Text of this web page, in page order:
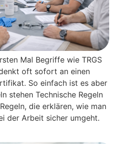
Mal Begriffe wie TRGS
oft sofort an einen
So einfach ist es aber
stehen Technische Regeln
die erklären, wie man
der Arbeit sicher umgeht.